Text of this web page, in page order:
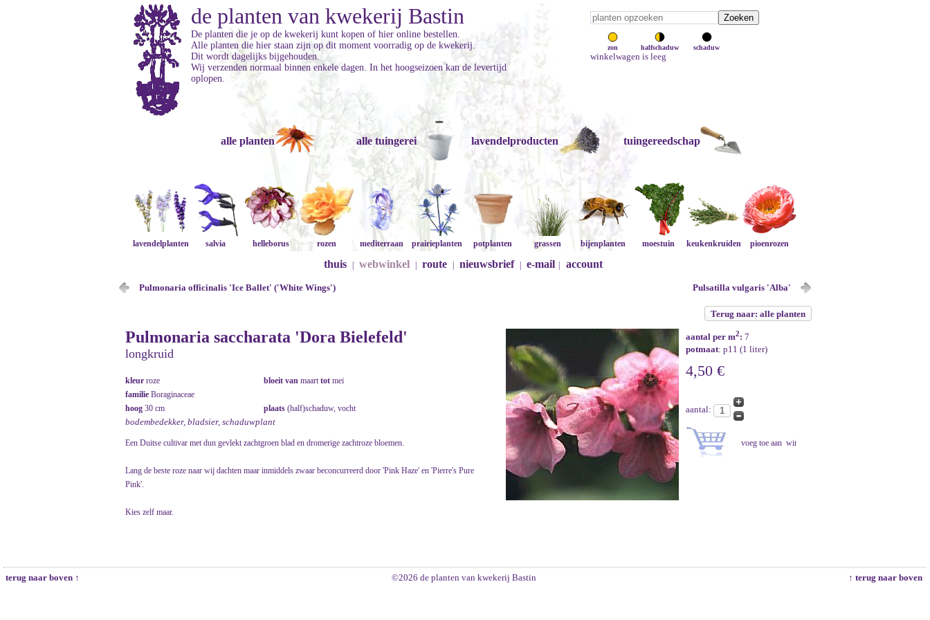
zon halfschaduw schaduw
winkelwagen is leeg
de planten van kwekerij Bastin
De planten die je op de kwekerij kunt kopen of hier online bestellen.
Alle planten die hier staan zijn op dit moment voorradig op de kwekerij.
Dit wordt dagelijks bijgehouden.
Wij verzenden normaal binnen enkele dagen. In het hoogseizoen kan de levertijd
oplopen.
alle planten alle tuingerei lavendelproducten tuingereedschap
lavendelplanten salvia helleborus rozen mediterraan prairieplanten potplanten grassen bijenplanten moestuin keukenkruiden pioenrozen
thuis webwinkel route nieuwsbrief e-mail account
Pulmonaria officinalis 'Ice Ballet' ('White Wings') Pulsatilla vulgaris 'Alba'
Terug naar: alle planten
Pulmonaria saccharata 'Dora Bielefeld'
longkruid
kleur roze bloeit van maarttot mei
familie Boraginaceae
hoog 30 cm plaats (half)schaduw, vocht
bodembedekker, bladsier, schaduwplant
Een Duitse cultivar met dun gevlekt zachtgroen blad en dromerige zachtroze bloemen.
Lang de beste roze naar wij dachten maar inmiddels zwaar beconcurreerd door 'Pink Haze' en 'Pierre's Pure
Pink'.
Kies zelf maar.
aantal per m2: 7
potmaat: p11 (1 liter)
4,50 €
aantal:
terug naar boven ↑ ©2026 de planten van kwekerij Bastin ↑ terug naar boven